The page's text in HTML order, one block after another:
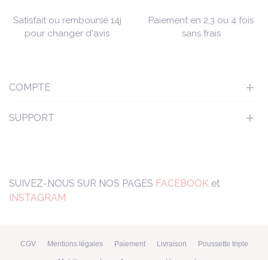
Satisfait ou remboursé 14j
pour changer d'avis
Paiement en 2,3 ou 4 fois
sans frais
SUIVEZ-NOUS SUR NOS PAGES FACEBOOK et
INSTAGRAM
COMPTE
SUPPORT
CGV Mentions légales Paiement Livraison Poussette triple